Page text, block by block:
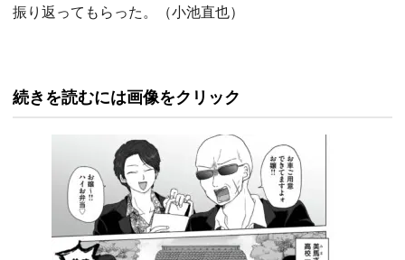
振り返ってもらった。（小池直也）
続きを読むには画像をクリック